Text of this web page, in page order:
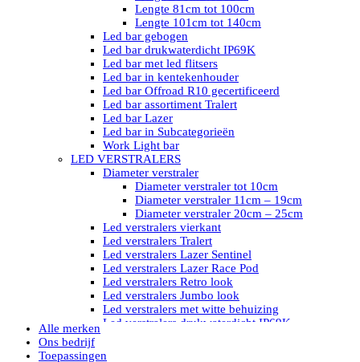
Lengte 81cm tot 100cm
Lengte 101cm tot 140cm
Led bar gebogen
Led bar drukwaterdicht IP69K
Led bar met led flitsers
Led bar in kentekenhouder
Led bar Offroad R10 gecertificeerd
Led bar assortiment Tralert
Led bar Lazer
Led bar in Subcategorieën
Work Light bar
LED VERSTRALERS
Diameter verstraler
Diameter verstraler tot 10cm
Diameter verstraler 11cm – 19cm
Diameter verstraler 20cm – 25cm
Led verstralers vierkant
Led verstralers Tralert
Led verstralers Lazer Sentinel
Led verstralers Lazer Race Pod
Led verstralers Retro look
Led verstralers Jumbo look
Led verstralers met witte behuizing
Led verstralers drukwaterdicht IP69K
Alle merken
Ons bedrijf
Toepassingen